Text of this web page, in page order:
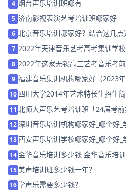
4 烟台声乐培训班哪有
5 济南影视表演艺考培训班哪家好
6 北京音乐培训哪家好？结合这几
7 2022年天津音乐艺考高考集训学
8 2022年这家无锡高三艺考音乐考
9 福建音乐集训机构哪家好（2023年
10 四川大学2014年艺术特长生招生
11 北师大声乐艺考培训班「24届考前
12深圳音乐培训机构哪家好_哪个好_
13西安声乐培训学校哪家好_哪个好_
14金华音乐培训多少钱 金华音乐培
15美声培训班多少钱一年？
16学声乐需要多少钱？